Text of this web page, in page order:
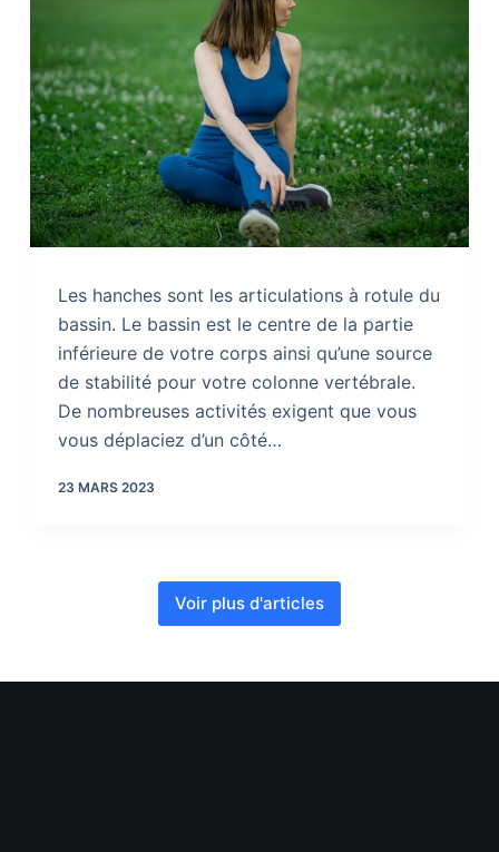
Les hanches sont les articulations à rotule du
bassin. Le bassin est le centre de la partie
inférieure de votre corps ainsi qu’une source
de stabilité pour votre colonne vertébrale.
De nombreuses activités exigent que vous
vous déplaciez d’un côté…
23 MARS 2023
Voir plus d'articles